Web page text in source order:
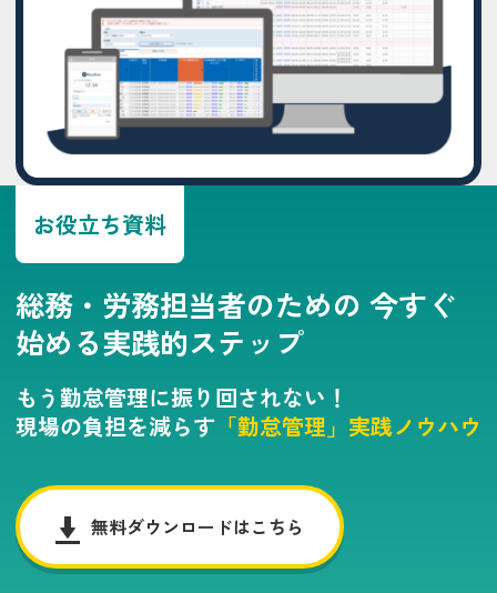
お役立ち資料
総務・労務担当者のための 今すぐ
始める実践的ステップ
もう勤怠管理に振り回されない！
現場の負担を減らす 「勤怠管理」実践ノウハウ
無料ダウンロードはこちら